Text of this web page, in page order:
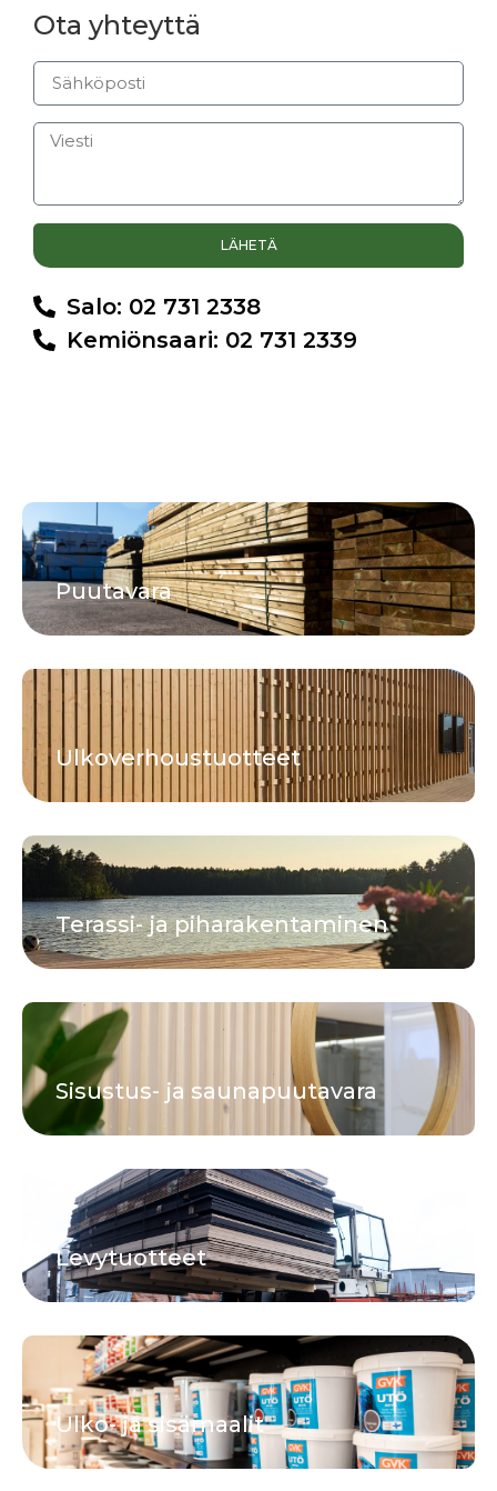
Ota yhteyttä
LÄHETÄ
Salo: 02 731 2338
Kemiönsaari: 02 731 2339
Puutavara
Ulkoverhoustuotteet
Terassi- ja piharakentaminen
Sisustus- ja saunapuutavara
Levytuotteet
Ulko- ja sisämaalit